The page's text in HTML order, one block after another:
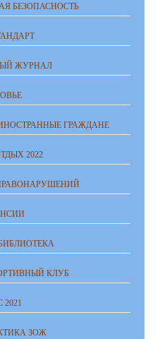
БЕЗОПАСНОСТЬ
ЖУРНАЛ
ГРАЖДАНЕ
2022
КЛУБ
ЗОЖ